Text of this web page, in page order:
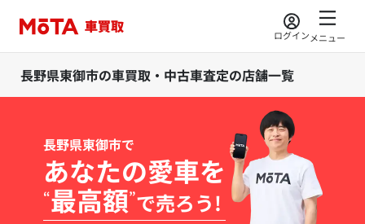
ログインメニュー
長野県東御市の車買取・中古車査定の店舗一覧
長野県東御市で
あなたの愛車を
“最高額”で売ろう!